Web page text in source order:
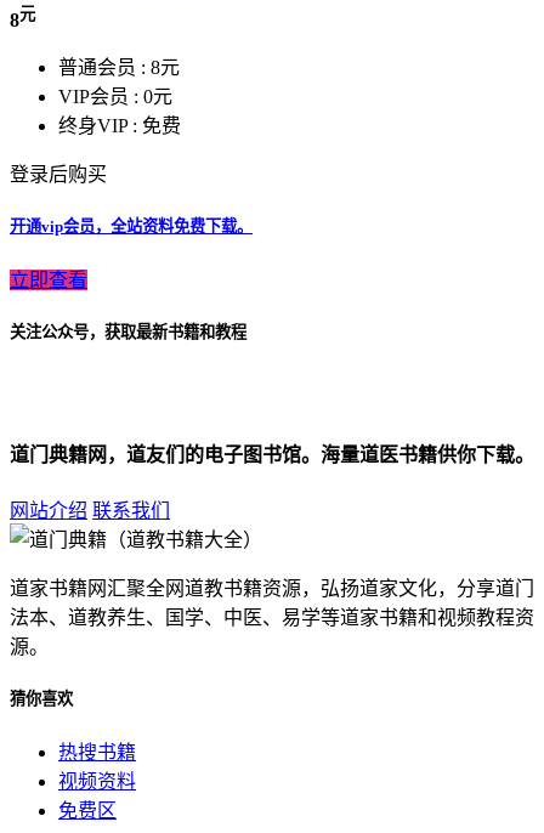
8元
普通会员 : 8元
VIP会员 : 0元
终身VIP : 免费
登录后购买
开通vip会员，全站资料免费下载。
立即查看
关注公众号，获取最新书籍和教程
道门典籍网，道友们的电子图书馆。海量道医书籍供你下载。
网站介绍 联系我们
道家书籍网汇聚全网道教书籍资源，弘扬道家文化，分享道门
法本、道教养生、国学、中医、易学等道家书籍和视频教程资
源。
猜你喜欢
热搜书籍
视频资料
免费区